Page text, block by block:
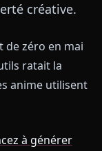
créative.
de zéro en mai
ratait la
anime utilisent
à générer